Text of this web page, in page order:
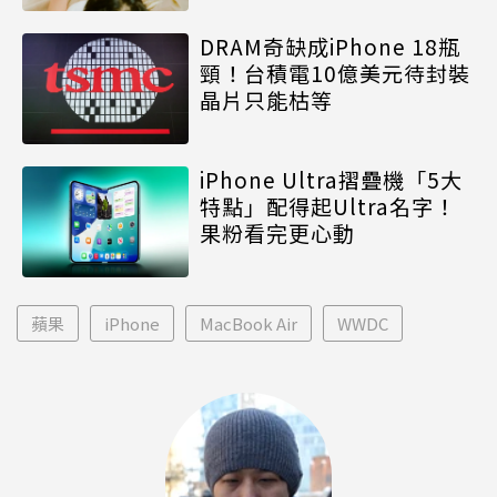
DRAM奇缺成iPhone 18瓶
頸！台積電10億美元待封裝
晶片只能枯等
iPhone Ultra摺疊機「5大
特點」配得起Ultra名字！
果粉看完更心動
蘋果 iPhone MacBook Air WWDC